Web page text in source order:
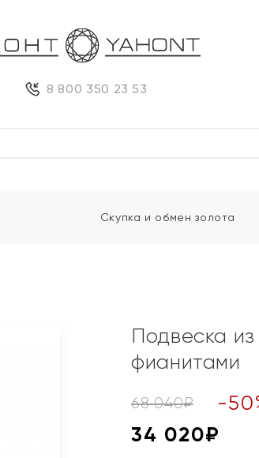
8 800 350 23 53
Скупка и обмен золота
Подвеска
фианитами
68 040₽ -50
34 020₽